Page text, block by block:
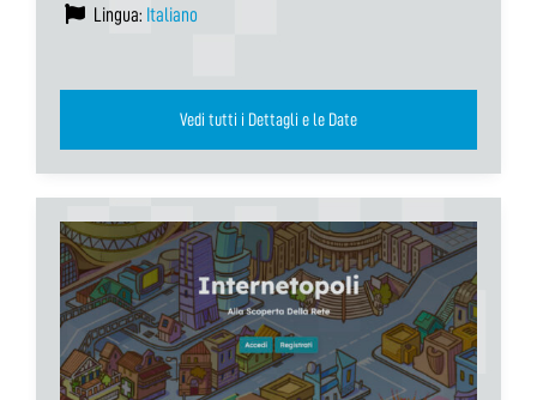
Lingua: Italiano
Vedi tutti i Dettagli e le Date